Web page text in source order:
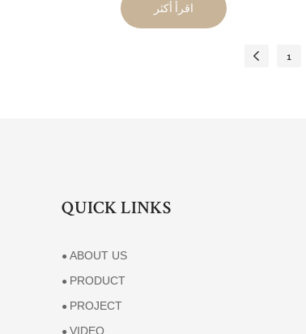
اقرأ أكثر
1
QUICK LINKS
● ABOUT US
● PRODUCT
● PROJECT
● VIDEO